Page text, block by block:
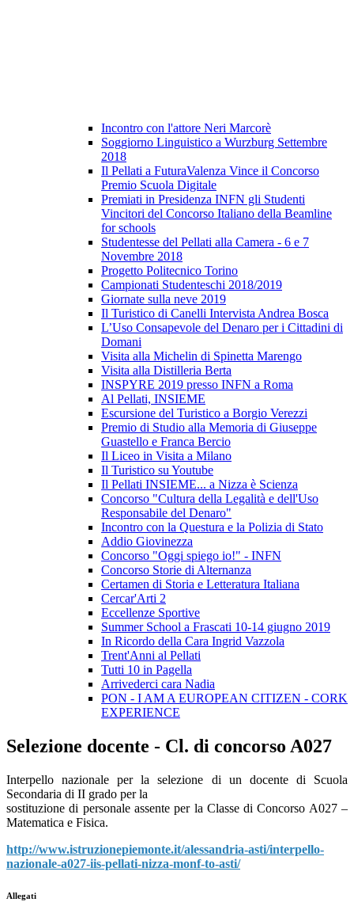
Incontro con l'attore Neri Marcorè
Soggiorno Linguistico a Wurzburg Settembre
2018
Il Pellati a FuturaValenza Vince il Concorso
Premio Scuola Digitale
Premiati in Presidenza INFN gli Studenti
Vincitori del Concorso Italiano della Beamline
for schools
Studentesse del Pellati alla Camera - 6 e 7
Novembre 2018
Progetto Politecnico Torino
Campionati Studenteschi 2018/2019
Giornate sulla neve 2019
Il Turistico di Canelli Intervista Andrea Bosca
L’Uso Consapevole del Denaro per i Cittadini di
Domani
Visita alla Michelin di Spinetta Marengo
Visita alla Distilleria Berta
INSPYRE 2019 presso INFN a Roma
Al Pellati, INSIEME
Escursione del Turistico a Borgio Verezzi
Premio di Studio alla Memoria di Giuseppe
Guastello e Franca Bercio
Il Liceo in Visita a Milano
Il Turistico su Youtube
Il Pellati INSIEME... a Nizza è Scienza
Concorso "Cultura della Legalità e dell'Uso
Responsabile del Denaro"
Incontro con la Questura e la Polizia di Stato
Addio Giovinezza
Concorso "Oggi spiego io!" - INFN
Concorso Storie di Alternanza
Certamen di Storia e Letteratura Italiana
Cercar'Arti 2
Eccellenze Sportive
Summer School a Frascati 10-14 giugno 2019
In Ricordo della Cara Ingrid Vazzola
Trent'Anni al Pellati
Tutti 10 in Pagella
Arrivederci cara Nadia
PON - I AM A EUROPEAN CITIZEN - CORK
EXPERIENCE
Selezione docente - Cl. di concorso A027
Interpello nazionale per la selezione di un docente di Scuola
Secondaria di II grado per la
sostituzione di personale assente per la Classe di Concorso A027 –
Matematica e Fisica.
http://www.istruzionepiemonte.it/alessandria-asti/interpello-
nazionale-a027-iis-pellati-nizza-monf-to-asti/
Allegati